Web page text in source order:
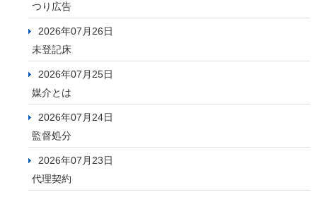
つり広告
2026年07月26日
未登記床
2026年07月25日
媒介とは
2026年07月24日
監督処分
2026年07月23日
代理契約